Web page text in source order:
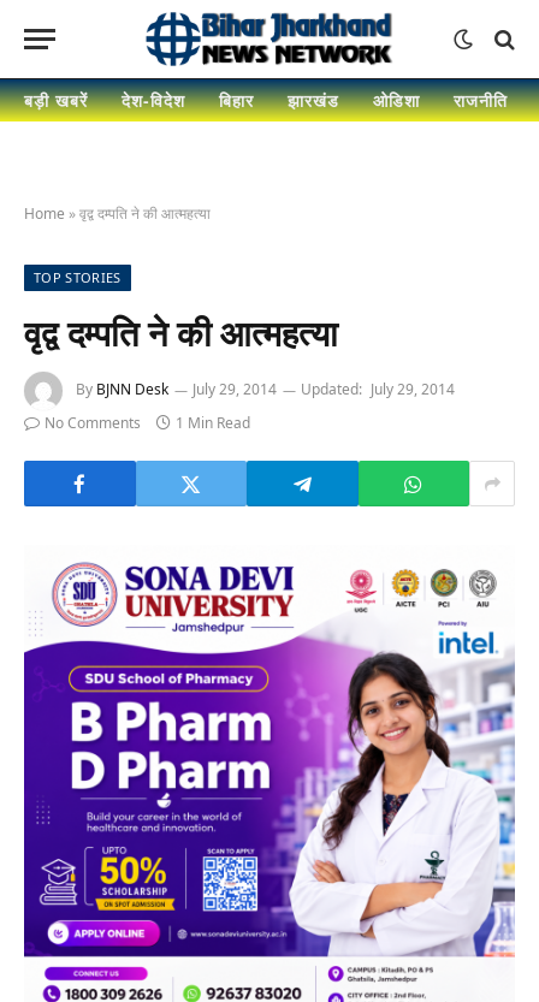
बड़ी खबरें देश-विदेश बिहार झारखंड ओडिशा राजनीति
Home »वृद्व दम्पति ने की आत्महत्या
TOP STORIES
वृद्व दम्पति ने की आत्महत्या
By BJNN Desk July 29, 2014 Updated: July 29, 2014
No Comments
1 Min Read